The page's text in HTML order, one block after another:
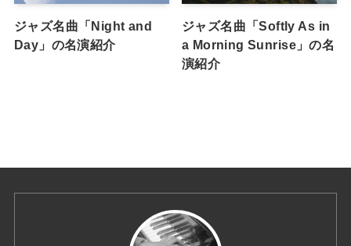
ジャズ名曲「Night and
Day」の名演紹介
ジャズ名曲「Softly As in
a Morning Sunrise」の名
演紹介